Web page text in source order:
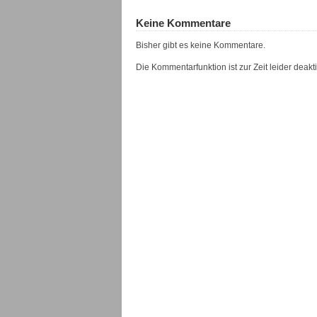
Keine Kommentare
Bisher gibt es keine Kommentare.
Die Kommentarfunktion ist zur Zeit leider